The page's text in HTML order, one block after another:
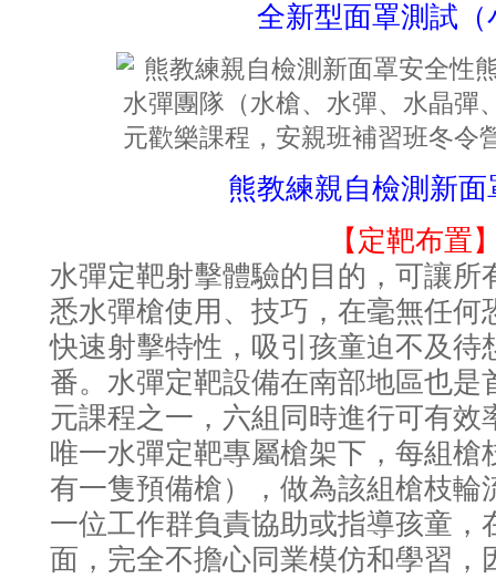
全新型面罩測試（
熊教練親自檢測新面
【定靶布置
水彈定靶射擊體驗的目的，可讓所
悉水彈槍使用、技巧，在毫無任何
快速射擊特性，吸引孩童迫不及待
番。水彈定靶設備在南部地區也是
元課程之一，六組同時進行可有效
唯一水彈定靶專屬槍架下，每組槍
有一隻預備槍），做為該組槍枝輪
一位工作群負責協助或指導孩童，
面，完全不擔心同業模仿和學習，